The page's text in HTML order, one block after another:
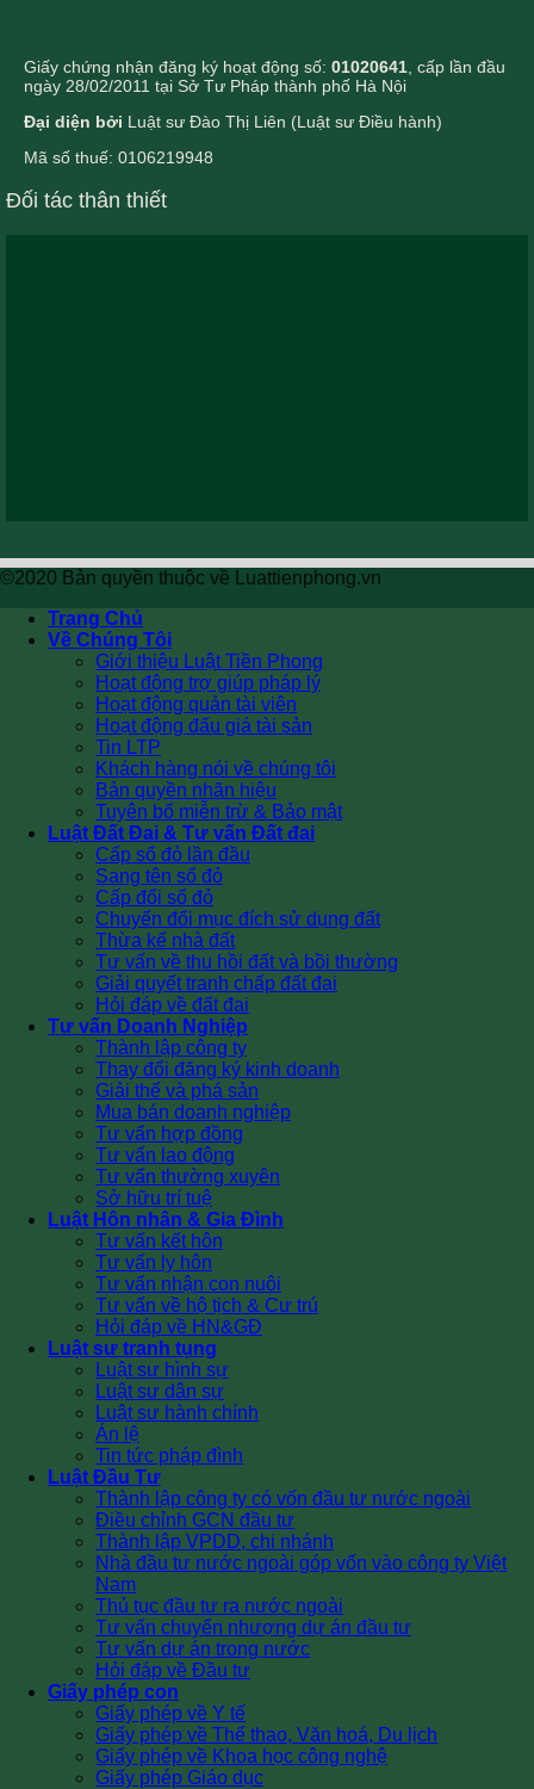
Giấy chứng nhận đăng ký hoạt động số: 01020641 , cấp lần đầu
ngày 28/02/2011 tại Sở Tư Pháp thành phố Hà Nội
Đại diện bởi Luật sư Đào Thị Liên (Luật sư Điều hành)
Mã số thuế: 0106219948
Đối tác thân thiết
©2020 Bản quyền thuộc về Luattienphong.vn
Trang Chủ
Về Chúng Tôi
Giới thiệu Luật Tiền Phong
Hoạt động trợ giúp pháp lý
Hoạt động quản tài viên
Hoạt động đấu giá tài sản
Tin LTP
Khách hàng nói về chúng tôi
Bản quyền nhãn hiệu
Tuyên bố miễn trừ & Bảo mật
Luật Đất Đai & Tư vấn Đất đai
Cấp sổ đỏ lần đầu
Sang tên sổ đỏ
Cấp đổi sổ đỏ
Chuyển đổi mục đích sử dụng đất
Thừa kế nhà đất
Tư vấn về thu hồi đất và bồi thường
Giải quyết tranh chấp đất đai
Hỏi đáp về đất đai
Tư vấn Doanh Nghiệp
Thành lập công ty
Thay đổi đăng ký kinh doanh
Giải thể và phá sản
Mua bán doanh nghiệp
Tư vấn hợp đồng
Tư vấn lao động
Tư vấn thường xuyên
Sở hữu trí tuệ
Luật Hôn nhân & Gia Đình
Tư vấn kết hôn
Tư vấn ly hôn
Tư vấn nhận con nuôi
Tư vấn về hộ tịch & Cư trú
Hỏi đáp về HN&GĐ
Luật sư tranh tụng
Luật sư hình sự
Luật sư dân sự
Luật sư hành chính
Án lệ
Tin tức pháp đình
Luật Đầu Tư
Thành lập công ty có vốn đầu tư nước ngoài
Điều chỉnh GCN đầu tư
Thành lập VPDD, chi nhánh
Nhà đầu tư nước ngoài góp vốn vào công ty Việt
Nam
Thủ tục đầu tư ra nước ngoài
Tư vấn chuyển nhượng dự án đầu tư
Tư vấn dự án trong nước
Hỏi đáp về Đầu tư
Giấy phép con
Giấy phép về Y tế
Giấy phép về Thể thao, Văn hoá, Du lịch
Giấy phép về Khoa học công nghệ
Giấy phép Giáo dục